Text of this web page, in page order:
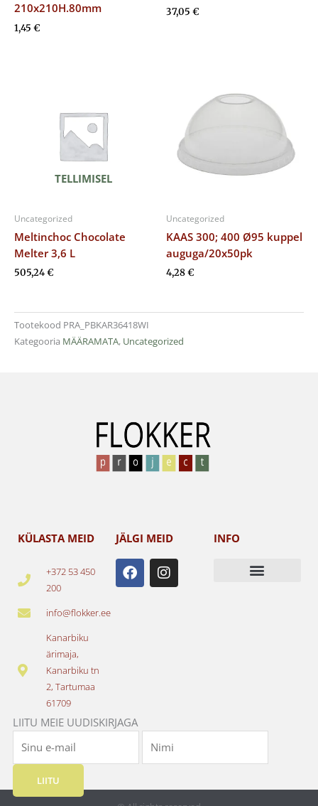
Tootekood PRA_PBKAR36418WI
Kategooria MÄÄRAMATA, Uncategorized
210x210H.80mm
1,45 €
37,05 €
TELLIMISEL
Uncategorized
Meltinchoc Chocolate
Melter 3,6 L
505,24€
Uncategorized
KAAS 300; 400 Ø95 kuppel
auguga/20x50pk
4,28€
KÜLASTA MEID
+372 53 450
200
info@flokker.ee
Kanarbiku
ärimaja,
Kanarbiku tn
2, Tartumaa
61709
JÄLGI MEID
F
a
c
I
n
s
INFO
LIITU MEIE UUDISKIRJAGA
LIITU